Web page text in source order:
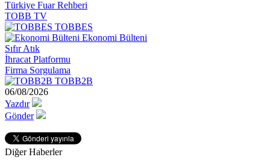
Türkiye Fuar Rehberi
TOBB TV
TOBBES
Ekonomi Bülteni
Sıfır Atık
İhracat Platformu
Firma Sorgulama
TOBB2B
06/08/2026
Yazdır
Gönder
Diğer Haberler